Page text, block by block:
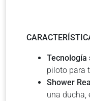
Tecnología
piloto para
Shower
una ducha,